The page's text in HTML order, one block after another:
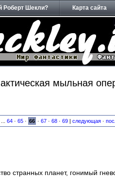
Роберт Шекли? Карта сайта
мыльная
64 · 65 · 66 · 67 · 68 · 69 | следующая ·
странных планет, гонимый